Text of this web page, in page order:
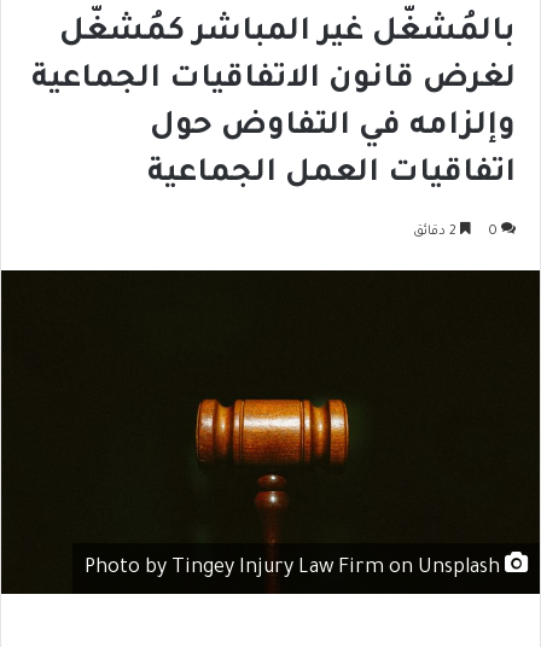
بالمُشغّل غير المباشر كمُشغّل
لغرض قانون الاتفاقيات الجماعية
وإلزامه في التفاوض حول
اتفاقيات العمل الجماعية
0